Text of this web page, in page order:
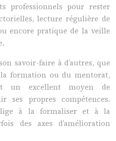
professionnels pour rester
lecture régulière de
encore pratique de la veille
savoir-faire à d’autres, que
formation ou du mentorat,
un excellent moyen de
ses propres compétences.
à la formaliser et à la
des axes d’amélioration